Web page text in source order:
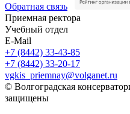
Обратная связь
Приемная ректора
Учебный отдел
E-Mail
+7 (8442) 33-43-85
+7 (8442) 33-20-17
vgkis_priemnay@volganet.ru
© Волгоградская
защищены